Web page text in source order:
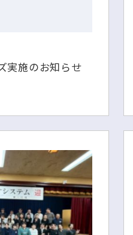
実施のお知らせ